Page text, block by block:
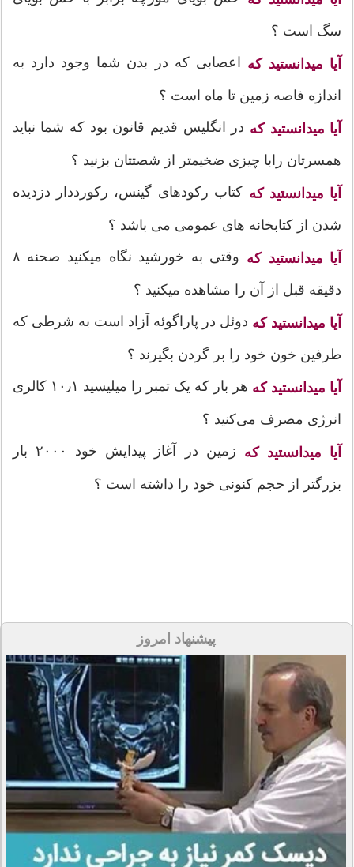
سگ است ؟
آیا میدانستید که اعصابی که در بدن شما وجود دارد به
اندازه فاصه زمین تا ماه است ؟
آیا میدانستید که در انگلیس قدیم قانون بود که شما نباید
همسرتان رابا چیزی ضخیمتر از شصتتان بزنید ؟
آیا میدانستید که کتاب رکودهای گینس، رکورددار دزدیده
شدن از کتابخانه های عمومی می باشد ؟
آیا میدانستید که وقتی به خورشید نگاه میکنید صحنه ۸
دقیقه قبل از آن را مشاهده میکنید ؟
آیا میدانستید که دوئل در پاراگوئه آزاد است به شرطی که
طرفین خون خود را بر گردن بگیرند ؟
آیا میدانستید که هر بار که یک تمبر را میلیسید ۱۰٫۱ کالری
انرژی مصرف می‌کنید ؟
آیا میدانستید که زمین در آغاز پیدایش خود ۲۰۰۰ بار
بزرگتر از حجم کنونی خود را داشته است ؟
پیشنهاد امروز